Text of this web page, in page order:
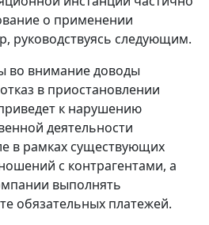
о применении
руководствуясь следующим.
во внимание доводы
в приостановлении
к нарушению
деятельности
в рамках существующих
с контрагентами, а
выполнять
обязательных платежей.